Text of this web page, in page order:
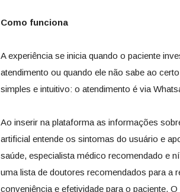
Como funciona
A experiência se inicia quando o paciente
atendimento ou quando ele não sabe ao
simples e intuitivo: o atendimento é via
Ao inserir na plataforma as informações
artificial entende os sintomas do usuário e
saúde, especialista médico recomendado e
uma lista de doutores recomendados para a
conveniência e efetividade para o paciente.